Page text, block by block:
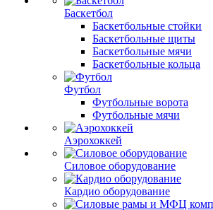
Баскетбол
Баскетбольные стойки
Баскетбольные щиты
Баскетбольные мячи
Баскетбольные кольца
Футбол
Футбольные ворота
Футбольные мячи
Аэрохоккей
Силовое оборудование
Кардио оборудование